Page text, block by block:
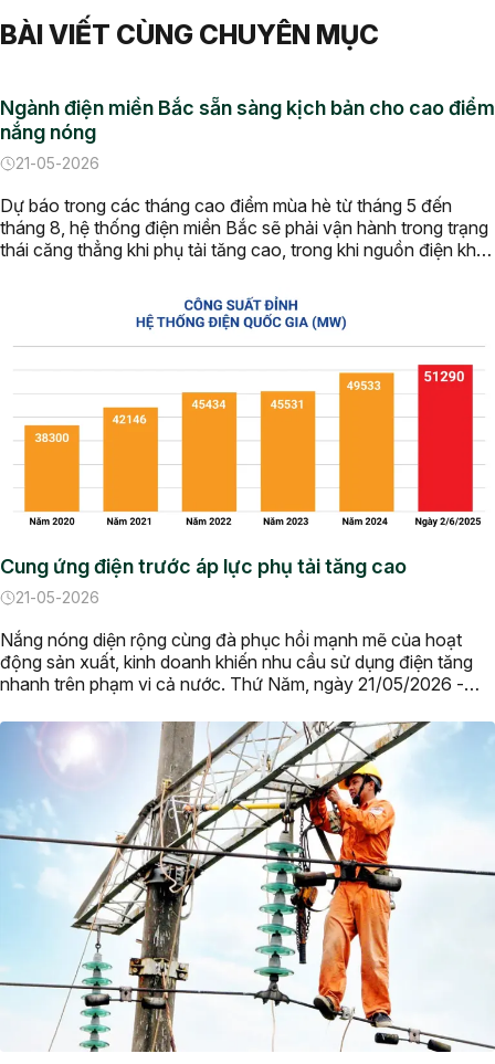
BÀI VIẾT CÙNG CHUYÊN MỤC
Ngành điện miền Bắc sẵn sàng kịch bản cho cao điểm
nắng nóng
21-05-2026
Dự báo trong các tháng cao điểm mùa hè từ tháng 5 đến
tháng 8, hệ thống điện miền Bắc sẽ phải vận hành trong trạng
thái căng thẳng khi phụ tải tăng cao, trong khi nguồn điện khả
Cung ứng điện trước áp lực phụ tải tăng cao
21-05-2026
Nắng nóng diện rộng cùng đà phục hồi mạnh mẽ của hoạt
động sản xuất, kinh doanh khiến nhu cầu sử dụng điện tăng
nhanh trên phạm vi cả nước. Thứ Năm, ngày 21/05/2026 -
cả 3 miền bắc, trung, nam đều xác […]